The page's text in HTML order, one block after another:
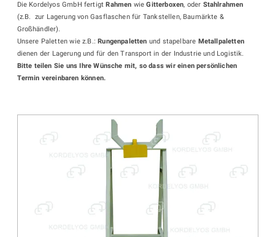
Die Kordelyos GmbH fertigt Rahmen wieGitterboxen, oder Stahlrahmen
(z.B. zur Lagerung von Gasflaschen für Tankstellen, Baumärkte &
Großhändler).
Unsere Paletten wie z.B.: Rungenpaletten und stapelbare Metallpaletten
dienen der Lagerung und für den Transport in der Industrie und Logistik.
Bitte teilen Sie uns Ihre Wünsche mit, so dass wir einen persönlichen
Termin vereinbaren können.